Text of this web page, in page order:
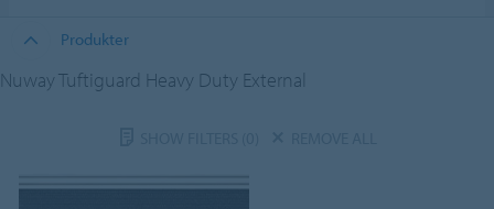
Produkter
Nuway Tuftiguard Heavy Duty External